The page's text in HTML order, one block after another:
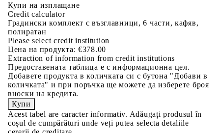
Купи на изплащане
Credit calculator
Градински комплект с възглавници, 6 части, кафяв,
полиратан
Please select credit institution
Цена на продукта: €378.00
Extraction of information from credit institutions
Предоставената таблица е с информационна цел.
Добавете продукта в количката си с бутона "Добави в
количката" и при поръчка ще можете да изберете броя
вноски на кредита.
Acest tabel are caracter informativ. Adăugați produsul în
coșul de cumpărături unde veți putea selecta detaliile